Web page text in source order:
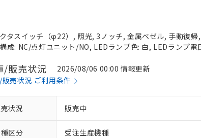
タスイッチ（φ22）, 照光, 3ノッチ, 金属ベゼル, 手動復
成: NC/点灯ユニット/NO, LEDランプ色: 白, LEDランプ電
/販売状況
2026/08/06 00:00 情報更新
売状況 ご利用条件
状況 販売中
区分 受注生産機種